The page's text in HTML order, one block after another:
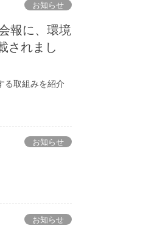
お知らせ
報に、環境
されまし
る取組みを紹介
お知らせ
お知らせ